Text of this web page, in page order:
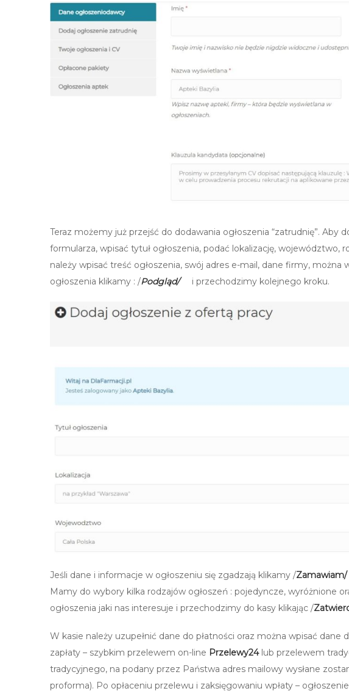
Teraz możemy już przejść do dodawania ogłoszenia “zatrudnię”. Aby
formularza, wpisać tytuł ogłoszenia, podać lokalizację, województwo,
należy wpisać treść ogłoszenia, swój adres e-mail, dane firmy, można
ogłoszenia klikamy : /Podgląd/ i przechodzimy kolejnego kroku.
Jeśli dane i informacje w ogłoszeniu się zgadzają klikamy /Zamawiam/
Mamy do wybory kilka rodzajów ogłoszeń : pojedyncze, wyróżnione
ogłoszenia jaki nas interesuje i przechodzimy do kasy klikając /
W kasie należy uzupełnić dane do płatności oraz można wpisać dane
zapłaty – szybkim przelewem on-line Przelewy24 lub przelewem
tradycyjnego, na podany przez Państwa adres mailowy wysłane
proforma). Po opłaceniu przelewu i zaksięgowaniu wpłaty –